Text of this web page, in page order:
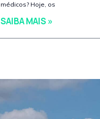
médicos? Hoje, os
SAIBA MAIS »